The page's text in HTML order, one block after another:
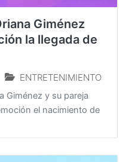
Giménez
la llegada de
ENTRETENIMIENTO
Giménez y su pareja
el nacimiento de